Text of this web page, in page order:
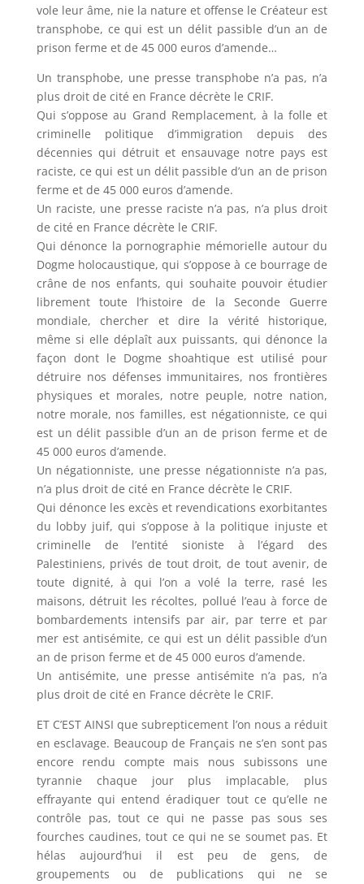
vole leur âme, nie la nature et offense le Créateur est
transphobe, ce qui est un délit passible d’un an de
prison ferme et de 45 000 euros d’amende…
Un transphobe, une presse transphobe n’a pas, n’a
plus droit de cité en France décrète le CRIF.
Qui s’oppose au Grand Remplacement, à la folle et
criminelle politique d’immigration depuis des
décennies qui détruit et ensauvage notre pays est
raciste, ce qui est un délit passible d’un an de prison
ferme et de 45 000 euros d’amende.
Un raciste, une presse raciste n’a pas, n’a plus droit
de cité en France décrète le CRIF.
Qui dénonce la pornographie mémorielle autour du
Dogme holocaustique, qui s’oppose à ce bourrage de
crâne de nos enfants, qui souhaite pouvoir étudier
librement toute l’histoire de la Seconde Guerre
mondiale, chercher et dire la vérité historique,
même si elle déplaît aux puissants, qui dénonce la
façon dont le Dogme shoahtique est utilisé pour
détruire nos défenses immunitaires, nos frontières
physiques et morales, notre peuple, notre nation,
notre morale, nos familles, est négationniste, ce qui
est un délit passible d’un an de prison ferme et de
45 000 euros d’amende.
Un négationniste, une presse négationniste n’a pas,
n’a plus droit de cité en France décrète le CRIF.
Qui dénonce les excès et revendications exorbitantes
du lobby juif, qui s’oppose à la politique injuste et
criminelle de l’entité sioniste à l’égard des
Palestiniens, privés de tout droit, de tout avenir, de
toute dignité, à qui l’on a volé la terre, rasé les
maisons, détruit les récoltes, pollué l’eau à force de
bombardements intensifs par air, par terre et par
mer est antisémite, ce qui est un délit passible d’un
an de prison ferme et de 45 000 euros d’amende.
Un antisémite, une presse antisémite n’a pas, n’a
plus droit de cité en France décrète le CRIF.
ET C’EST AINSI que subrepticement l’on nous a réduit
en esclavage. Beaucoup de Français ne s’en sont pas
encore rendu compte mais nous subissons une
tyrannie chaque jour plus implacable, plus
effrayante qui entend éradiquer tout ce qu’elle ne
contrôle pas, tout ce qui ne passe pas sous ses
fourches caudines, tout ce qui ne se soumet pas. Et
hélas aujourd’hui il est peu de gens, de
groupements ou de publications qui ne se